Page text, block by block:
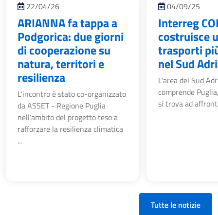
22/04/26
ARIANNA fa tappa a
Podgorica: due giorni
di cooperazione su
natura, territori e
resilienza
L’incontro è stato co-organizzato
da ASSET - Regione Puglia
nell’ambito del progetto teso a
rafforzare la resilienza climatica
...
04/09/25
Interreg
costruisce
trasporti
nel Sud
L'area del Sud
comprende
si trova ad
Tutte le notizie